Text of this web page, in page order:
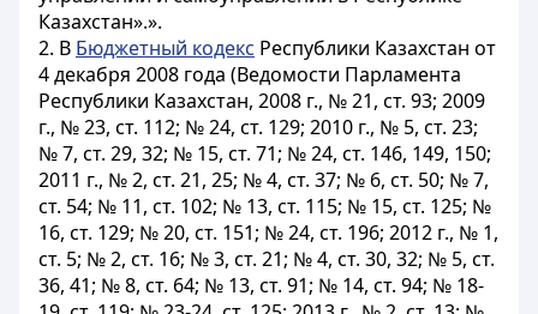
Казахстан».».
2. В Бюджетный кодекс Республики Казахстан от
4 декабря 2008 года (Ведомости Парламента
Республики Казахстан, 2008 г., № 21, ст. 93; 2009
г., № 23, ст. 112; № 24, ст. 129; 2010 г., № 5, ст. 23;
№ 7, ст. 29, 32; № 15, ст. 71; № 24, ст. 146, 149, 150;
2011 г., № 2, ст. 21, 25; № 4, ст. 37; № 6, ст. 50; № 7,
ст. 54; № 11, ст. 102; № 13, ст. 115; № 15, ст. 125; №
16, ст. 129; № 20, ст. 151; № 24, ст. 196; 2012 г., № 1,
ст. 5; № 2, ст. 16; № 3, ст. 21; № 4, ст. 30, 32; № 5, ст.
36, 41; № 8, ст. 64; № 13, ст. 91; № 14, ст. 94; № 18-